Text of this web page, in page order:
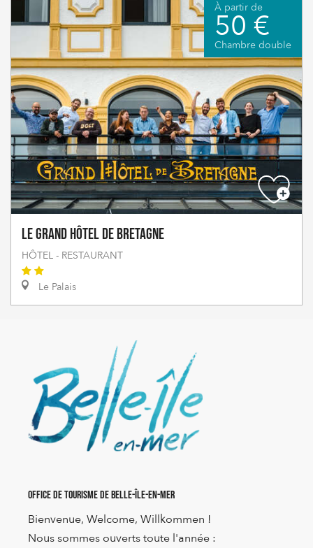
À partir de
50 €
Chambre double
Le Grand Hôtel de Bretagne
HÔTEL - RESTAURANT
Le Palais
Office de Tourisme de Belle-Île-en-Mer
Bienvenue, Welcome, Willkommen !
Nous sommes ouverts toute l'année :